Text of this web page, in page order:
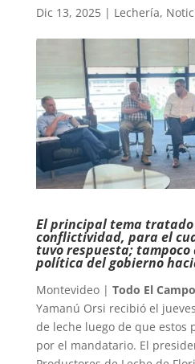
Dic 13, 2025| Lechería,
El principal tema
conflictividad, para el
tuvo respuesta;
política del gobierno
Montevideo | Todo El Campo
Yamanú Orsi recibió el
de leche luego de que estos
por el mandatario. El